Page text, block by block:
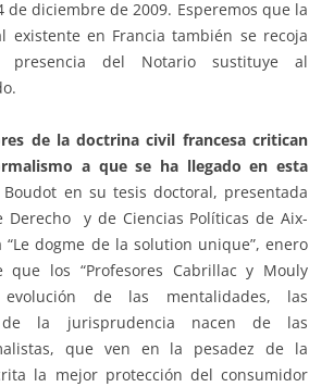
de diciembre de 2009. Esperemos que la
existente en Francia también se recoja
presencia del Notario sustituye al
de la doctrina civil francesa critican
a que se ha llegado en esta
en su tesis doctoral, presentada
Derecho y de Ciencias Políticas de Aix-
dogme de la solution unique”, enero
que los “Profesores Cabrillac y Mouly
de las mentalidades, las
de la jurisprudencia nacen de las
que ven en la pesadez de la
la mejor protección del consumidor